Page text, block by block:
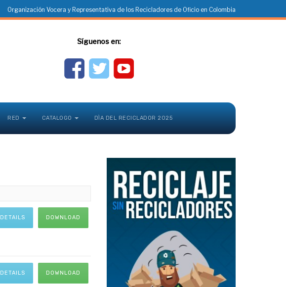
Organización Vocera y Representativa de los Recicladores de Oficio en Colombia
Síguenos en:
RED CATALOGO DÌA DEL RECICLADOR 2025
DOWNLOAD
DETAILS
DOWNLOAD
DETAILS